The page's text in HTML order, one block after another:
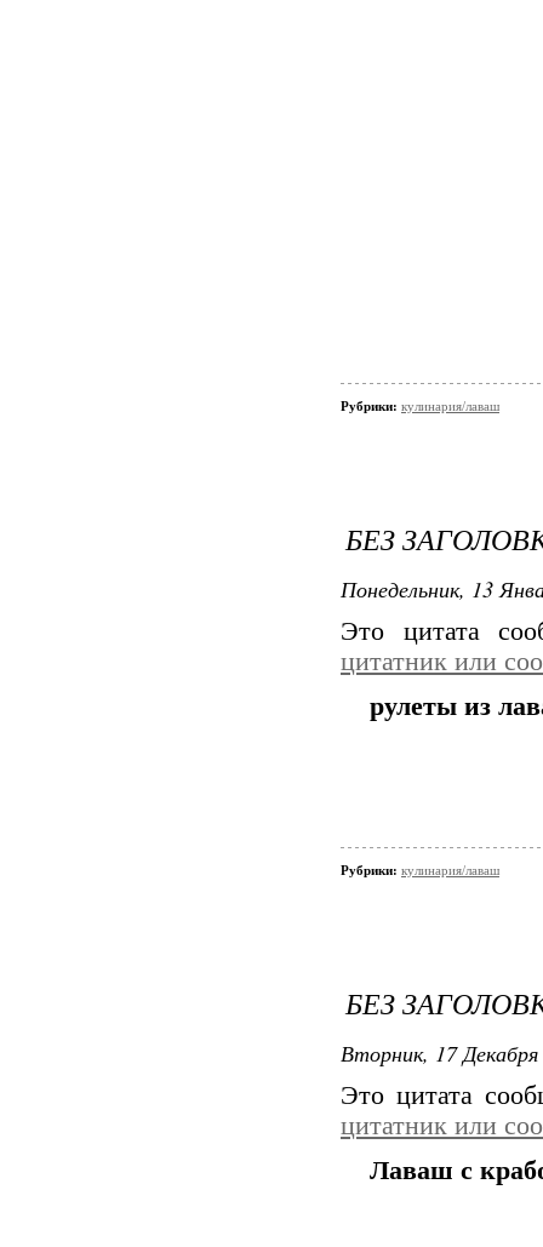
Рубрики: кулинария/лаваш
БЕЗ
Понедельник, 13
Это цитата
цитатник или
рулеты из
Рубрики: кулинария/лаваш
БЕЗ
Вторник, 17
Это цитата
цитатник или
Лаваш с